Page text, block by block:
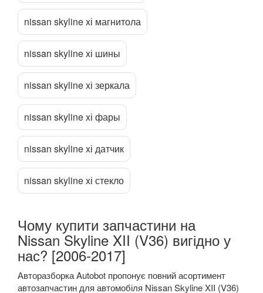
Note II (E12)
NV200 (M20)
Navara (D23M)
Pathfinder II (R50)
Pathfinder III (R51)
Patrol V (Y61)
Pixo (UA0)
Pulsar
Qashqai+2 (J10)
Qashqai II (J11)
Quest III (V42)
nissan skyline xі магнитола
nissan skyline xі шины
nissan skyline xі зеркала
nissan skyline xі фары
nissan skyline xі датчик
nissan skyline xі стекло
Чому купити запчастини на
Nissan Skyline XII (V36) вигідно у
нас? [2006-2017]
Авторазборка Autobot пропонує повний асортимент
автозапчастин для автомобіля Nissan Skyline XII (V36)